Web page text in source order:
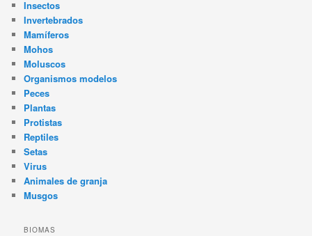
Insectos
Invertebrados
Mamíferos
Mohos
Moluscos
Organismos modelos
Peces
Plantas
Protistas
Reptiles
Setas
Virus
Animales de granja
Musgos
BIOMAS